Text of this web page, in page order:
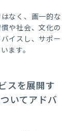
なく、画一的な
や社会、文化の
イスし、サポー
ます。
スを展開す
いてアドバ